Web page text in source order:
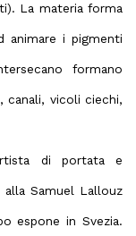
La materia forma
animare i pigmenti
formano
canali, vicoli ciechi,
di portata e
alla Samuel Lallouz
espone in Svezia.